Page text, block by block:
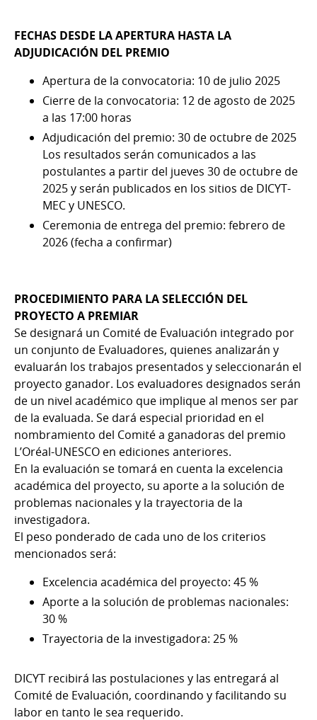
FECHAS DESDE LA APERTURA HASTA LA
ADJUDICACIÓN DEL PREMIO
Apertura de la convocatoria: 10 de julio 2025
Cierre de la convocatoria: 12 de agosto de 2025
a las 17:00 horas
Adjudicación del premio: 30 de octubre de 2025
Los resultados serán comunicados a las
postulantes a partir del jueves 30 de octubre de
2025 y serán publicados en los sitios de DICYT-
MEC y UNESCO.
Ceremonia de entrega del premio: febrero de
2026 (fecha a confirmar)
PROCEDIMIENTO PARA LA SELECCIÓN DEL
PROYECTO A PREMIAR
Se designará un Comité de Evaluación integrado por
un conjunto de Evaluadores, quienes analizarán y
evaluarán los trabajos presentados y seleccionarán el
proyecto ganador. Los evaluadores designados serán
de un nivel académico que implique al menos ser par
de la evaluada. Se dará especial prioridad en el
nombramiento del Comité a ganadoras del premio
L’Oréal-UNESCO en ediciones anteriores.
En la evaluación se tomará en cuenta la excelencia
académica del proyecto, su aporte a la solución de
problemas nacionales y la trayectoria de la
investigadora.
El peso ponderado de cada uno de los criterios
mencionados será:
Excelencia académica del proyecto: 45 %
Aporte a la solución de problemas nacionales:
30 %
Trayectoria de la investigadora: 25 %
DICYT recibirá las postulaciones y las entregará al
Comité de Evaluación, coordinando y facilitando su
labor en tanto le sea requerido.